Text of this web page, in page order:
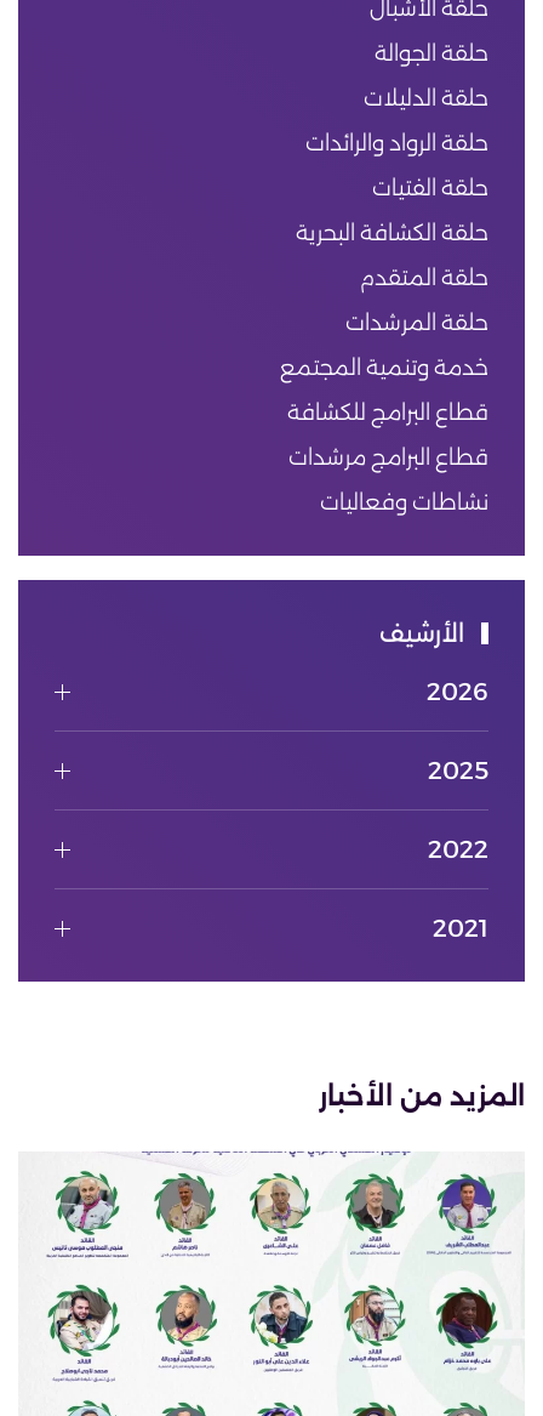
حلقة الأشبال
حلقة الجوالة
حلقة الدليلات
حلقة الرواد والرائدات
حلقة الفتيات
حلقة الكشافة البحرية
حلقة المتقدم
حلقة المرشدات
خدمة وتنمية المجتمع
قطاع البرامج للكشافة
قطاع البرامج مرشدات
نشاطات وفعاليات
الأرشيف
2026
2025
2022
2021
المزيد من الأخبار